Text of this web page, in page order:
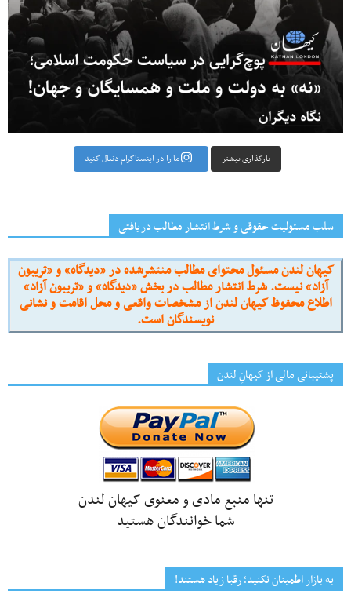
بارگذاری بیشتر ما را در اینستاگرام دنبال کنید
سلب مسئولیت حقوقی و شرط انتشار مطالب دریافتی
کیهان لندن مسئول محتوای مطالب منتشرشده در «دیدگاه» و «تریبون
آزاد» نیست. شرط انتشار مطالب در بخش «دیدگاه» و «تریبون آزاد»
اطلاع محفوظ کیهان لندن از مشخصات واقعی و محل اقامت و نشانی
نویسندگان است.
پشتیبانی مالی از کیهانِ لندن
تنها منبع مادی و معنوی کیهان لندن
شما خوانندگان هستید
به بازار اطمینان نکنید؛ رقبا زیاد هستند!